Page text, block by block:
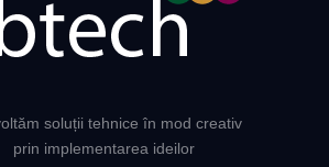
soluții tehnice în mod creativ
prin implementarea ideilor